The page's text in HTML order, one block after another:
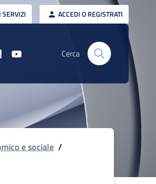
SERVIZI ACCEDI O REGISTRATI
Cerca
e sociale /